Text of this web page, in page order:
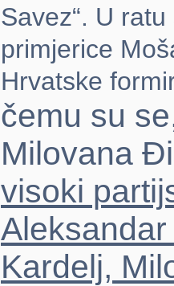
Savez“. U
primjerice
Hrvatske
čemu su
Milovana
visoki
Kardelj,